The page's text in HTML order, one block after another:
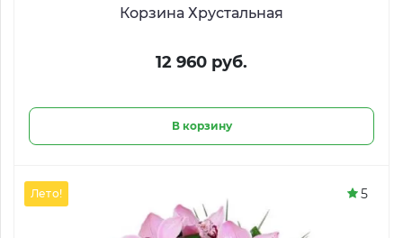
Корзина Хрустальная
12 960 руб.
В корзину
Лето! 5